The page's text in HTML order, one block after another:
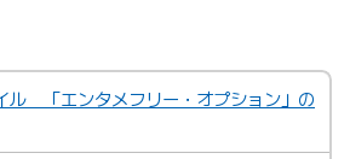
ル 「エンタメフリー・オプション」の